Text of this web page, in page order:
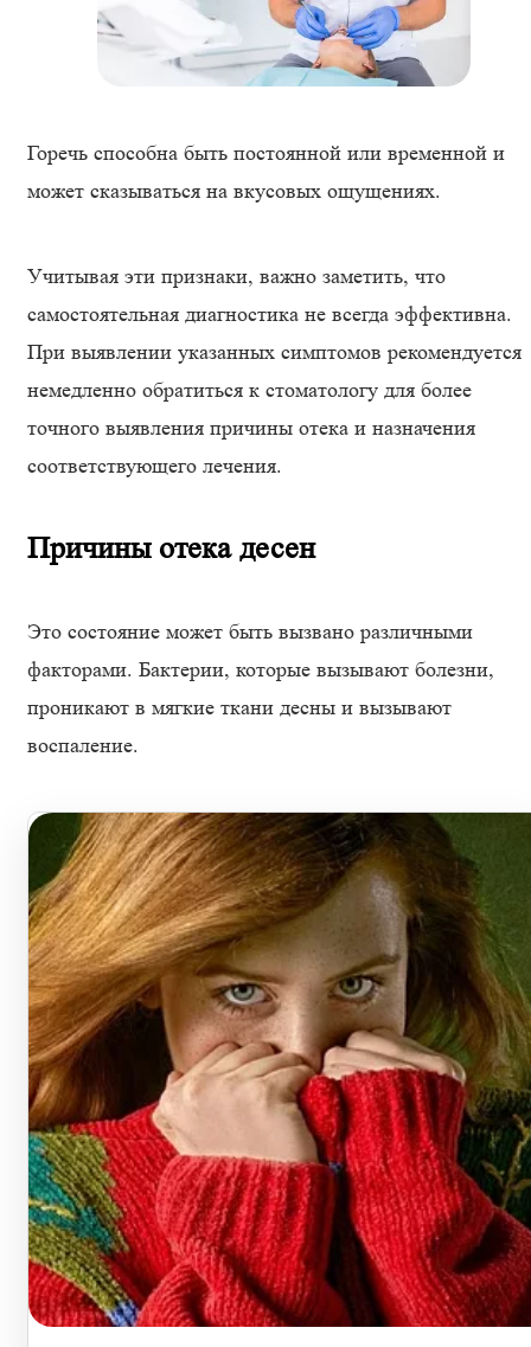
Горечь способна быть постоянной или временной и
может сказываться на вкусовых ощущениях.
Учитывая эти признаки, важно заметить, что
самостоятельная диагностика не всегда эффективна.
При выявлении указанных симптомов рекомендуется
немедленно обратиться к стоматологу для более
точного выявления причины отека и назначения
соответствующего лечения.
Причины отека десен
Это состояние может быть вызвано различными
факторами. Бактерии, которые вызывают болезни,
проникают в мягкие ткани десны и вызывают
воспаление.